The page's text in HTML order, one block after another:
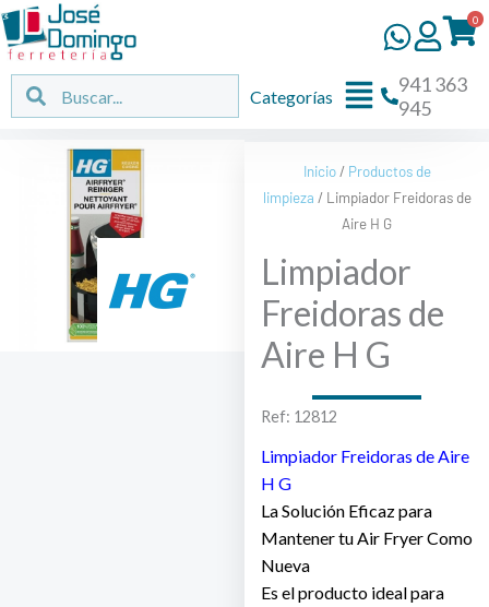
Ir
al
contenido
0
Buscar Buscar
Flyout
Categorías
941 363
945
Inicio/ Productos de
limpieza / Limpiador Freidoras de
Aire H G
Limpiador
Freidoras de
Aire H G
Ref: 12812
Limpiador Freidoras de Aire
H G
La Solución Eficaz para
Mantener tu Air Fryer Como
Nueva
Es el producto ideal para